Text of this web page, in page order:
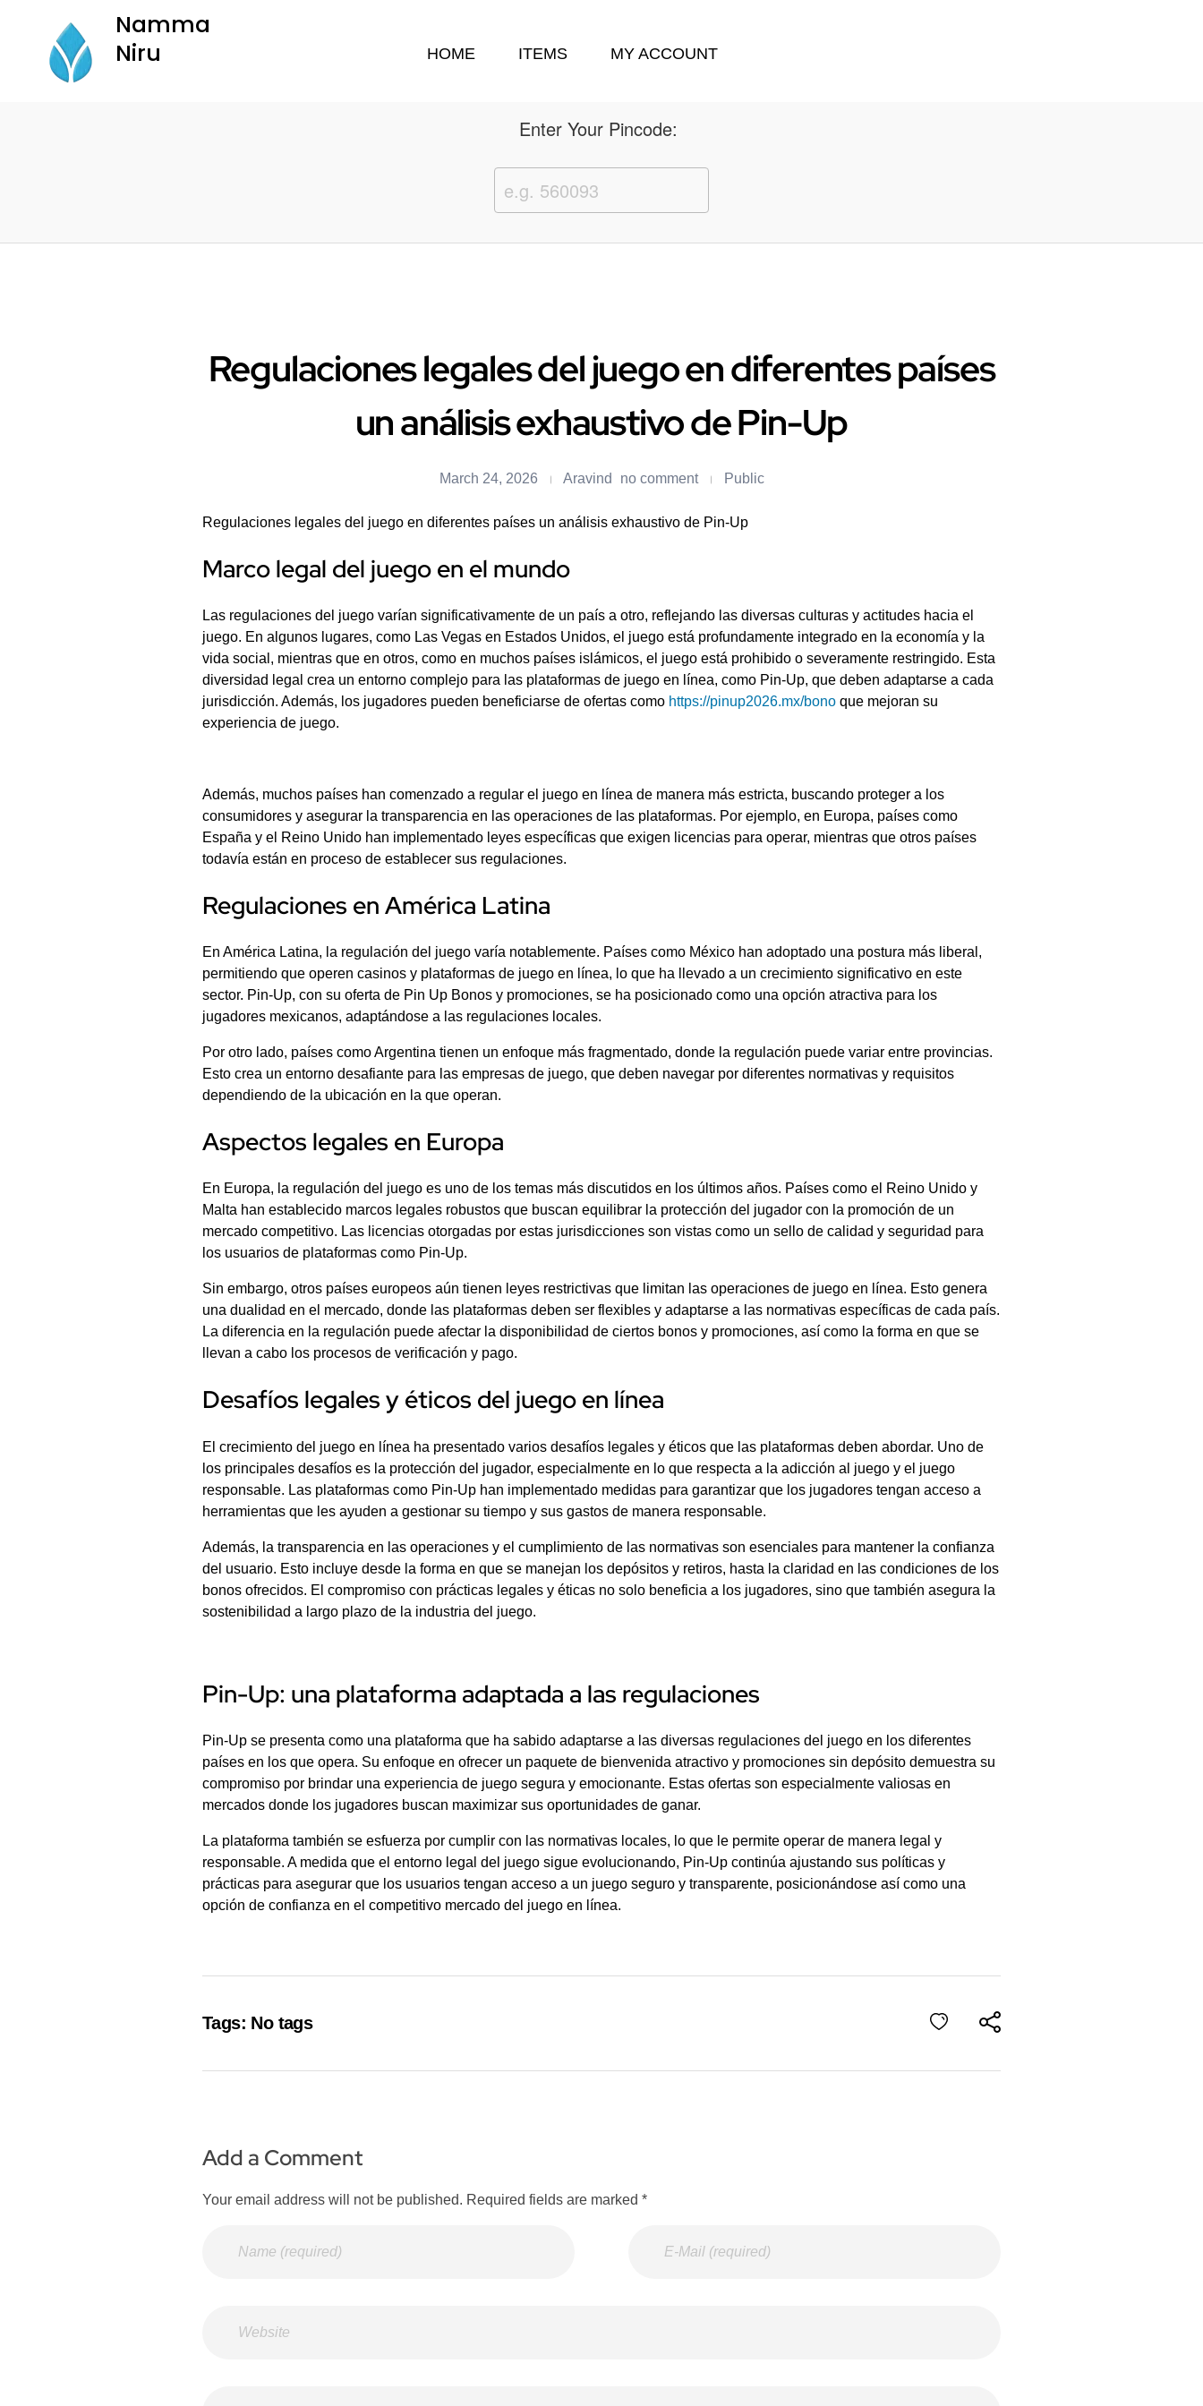
Namma
Niru
HOME ITEMS MY ACCOUNT
Enter Your Pincode:
Regulaciones legales del juego en diferentes países
un análisis exhaustivo de Pin-Up
March 24, 2026 Aravind no comment Public
Regulaciones legales del juego en diferentes países un análisis exhaustivo de Pin-Up
Marco legal del juego en el mundo
Las regulaciones del juego varían significativamente de un país a otro, reflejando las diversas culturas y actitudes hacia el
juego. En algunos lugares, como Las Vegas en Estados Unidos, el juego está profundamente integrado en la economía y la
vida social, mientras que en otros, como en muchos países islámicos, el juego está prohibido o severamente restringido. Esta
diversidad legal crea un entorno complejo para las plataformas de juego en línea, como Pin-Up, que deben adaptarse a cada
jurisdicción. Además, los jugadores pueden beneficiarse de ofertas como https://pinup2026.mx/bono que mejoran su
experiencia de juego.
Además, muchos países han comenzado a regular el juego en línea de manera más estricta, buscando proteger a los
consumidores y asegurar la transparencia en las operaciones de las plataformas. Por ejemplo, en Europa, países como
España y el Reino Unido han implementado leyes específicas que exigen licencias para operar, mientras que otros países
todavía están en proceso de establecer sus regulaciones.
Regulaciones en América Latina
En América Latina, la regulación del juego varía notablemente. Países como México han adoptado una postura más liberal,
permitiendo que operen casinos y plataformas de juego en línea, lo que ha llevado a un crecimiento significativo en este
sector. Pin-Up, con su oferta de Pin Up Bonos y promociones, se ha posicionado como una opción atractiva para los
jugadores mexicanos, adaptándose a las regulaciones locales.
Por otro lado, países como Argentina tienen un enfoque más fragmentado, donde la regulación puede variar entre provincias.
Esto crea un entorno desafiante para las empresas de juego, que deben navegar por diferentes normativas y requisitos
dependiendo de la ubicación en la que operan.
Aspectos legales en Europa
En Europa, la regulación del juego es uno de los temas más discutidos en los últimos años. Países como el Reino Unido y
Malta han establecido marcos legales robustos que buscan equilibrar la protección del jugador con la promoción de un
mercado competitivo. Las licencias otorgadas por estas jurisdicciones son vistas como un sello de calidad y seguridad para
los usuarios de plataformas como Pin-Up.
Sin embargo, otros países europeos aún tienen leyes restrictivas que limitan las operaciones de juego en línea. Esto genera
una dualidad en el mercado, donde las plataformas deben ser flexibles y adaptarse a las normativas específicas de cada país.
La diferencia en la regulación puede afectar la disponibilidad de ciertos bonos y promociones, así como la forma en que se
llevan a cabo los procesos de verificación y pago.
Desafíos legales y éticos del juego en línea
El crecimiento del juego en línea ha presentado varios desafíos legales y éticos que las plataformas deben abordar. Uno de
los principales desafíos es la protección del jugador, especialmente en lo que respecta a la adicción al juego y el juego
responsable. Las plataformas como Pin-Up han implementado medidas para garantizar que los jugadores tengan acceso a
herramientas que les ayuden a gestionar su tiempo y sus gastos de manera responsable.
Además, la transparencia en las operaciones y el cumplimiento de las normativas son esenciales para mantener la confianza
del usuario. Esto incluye desde la forma en que se manejan los depósitos y retiros, hasta la claridad en las condiciones de los
bonos ofrecidos. El compromiso con prácticas legales y éticas no solo beneficia a los jugadores, sino que también asegura la
sostenibilidad a largo plazo de la industria del juego.
Pin-Up: una plataforma adaptada a las regulaciones
Pin-Up se presenta como una plataforma que ha sabido adaptarse a las diversas regulaciones del juego en los diferentes
países en los que opera. Su enfoque en ofrecer un paquete de bienvenida atractivo y promociones sin depósito demuestra su
compromiso por brindar una experiencia de juego segura y emocionante. Estas ofertas son especialmente valiosas en
mercados donde los jugadores buscan maximizar sus oportunidades de ganar.
La plataforma también se esfuerza por cumplir con las normativas locales, lo que le permite operar de manera legal y
responsable. A medida que el entorno legal del juego sigue evolucionando, Pin-Up continúa ajustando sus políticas y
prácticas para asegurar que los usuarios tengan acceso a un juego seguro y transparente, posicionándose así como una
opción de confianza en el competitivo mercado del juego en línea.
Tags: No tags
Add a Comment
Your email address will not be published. Required fields are marked *